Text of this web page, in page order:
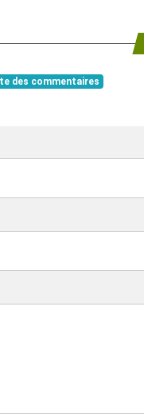
des commentaires